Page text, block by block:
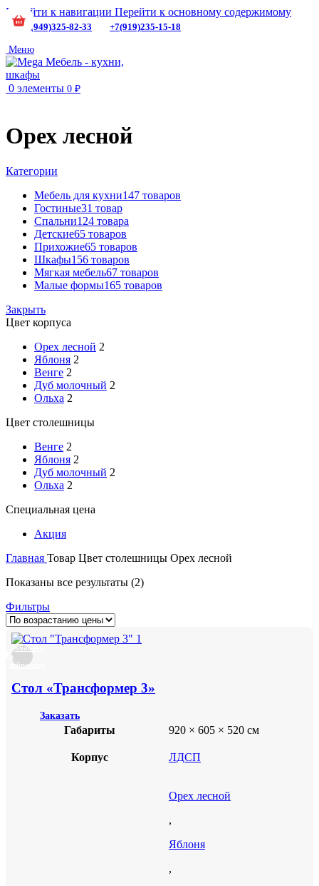
Перейти к навигации Перейти к основному содержимому
+7(949)325-82-33 +7(919)235-15-18
Меню
0 элементы 0 ₽
Орех лесной
Категории
Мебель для кухни147 товаров
Гостиные31 товар
Спальни124 товара
Детские65 товаров
Прихожие65 товаров
Шкафы156 товаров
Мягкая мебель67 товаров
Малые формы165 товаров
Закрыть
Цвет корпуса
Орех лесной 2
Яблоня 2
Венге 2
Дуб молочный 2
Ольха 2
Цвет столешницы
Венге 2
Яблоня 2
Дуб молочный 2
Ольха 2
Специальная цена
Акция
Главная Товар Цвет столешницы Орех лесной
Показаны все результаты (2)
Фильтры
Добавить
в
избранное
Стол «Трансформер 3»
Заказать
Габариты 920 × 605 × 520 см
Корпус ЛДСП
Орех лесной
,
Яблоня
,